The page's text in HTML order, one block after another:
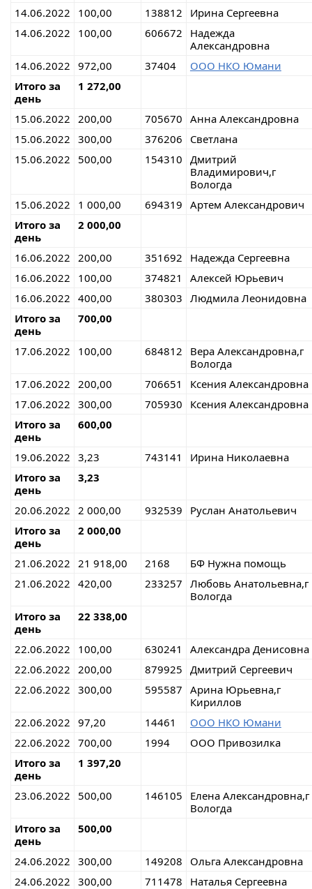
14.06.2022 100,00 138812
Ирина Сергеевна
14.06.2022
100,00 606672
Надежда
Александровна
14.06.2022 972,00 37404
ООО НКО Юмани
Итого за
день
1 272,00
15.06.2022 200,00 705670 Анна Александровна
15.06.2022 300,00 376206
Светлана
15.06.2022
500,00 154310
Дмитрий
Владимирович,г
Вологда
15.06.2022
1 000,00 694319 Артем Александрович
Итого за
день
2 000,00
16.06.2022 200,00 351692
Надежда Сергеевна
16.06.2022
100,00 374821
Алексей Юрьевич
16.06.2022 400,00 380303 Людмила Леонидовна
Итого за
день
700,00
17.06.2022 100,00 684812
Вера Александровна,г
Вологда
17.06.2022
200,00 706651
Ксения Александровна
17.06.2022 300,00 705930
Ксения Александровна
Итого за
день
600,00
19.06.2022 3,23 743141
Ирина Николаевна
Итого за
день
3,23
20.06.2022 2 000,00 932539
Руслан Анатольевич
Итого за
день
2 000,00
21.06.2022 21 918,00 2168
БФ Нужна помощь
21.06.2022 420,00 233257 Любовь Анатольевна,г
Вологда
Итого за
день
22 338,00
22.06.2022 100,00 630241
Александра Денисовна
22.06.2022
200,00 879925
Дмитрий Сергеевич
22.06.2022 300,00 595587 Арина Юрьевна,г
Кириллов
22.06.2022 97,20 14461
ООО НКО Юмани
22.06.2022 700,00 1994
ООО Привозилка
Итого за
день
1 397,20
23.06.2022 500,00 146105
Елена Александровна,г
Вологда
Итого за
день
500,00
24.06.2022 300,00 149208
Ольга Александровна
24.06.2022 300,00 711478
Наталья Сергеевна